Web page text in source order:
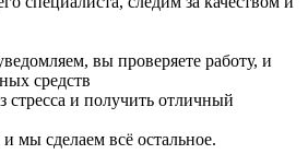
вы проверяете работу, и
средств
стресса и получить отличный
и мы сделаем всё остальное.